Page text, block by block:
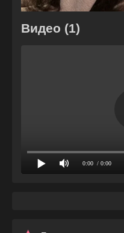
Видео (1)
0:00 / 0:00